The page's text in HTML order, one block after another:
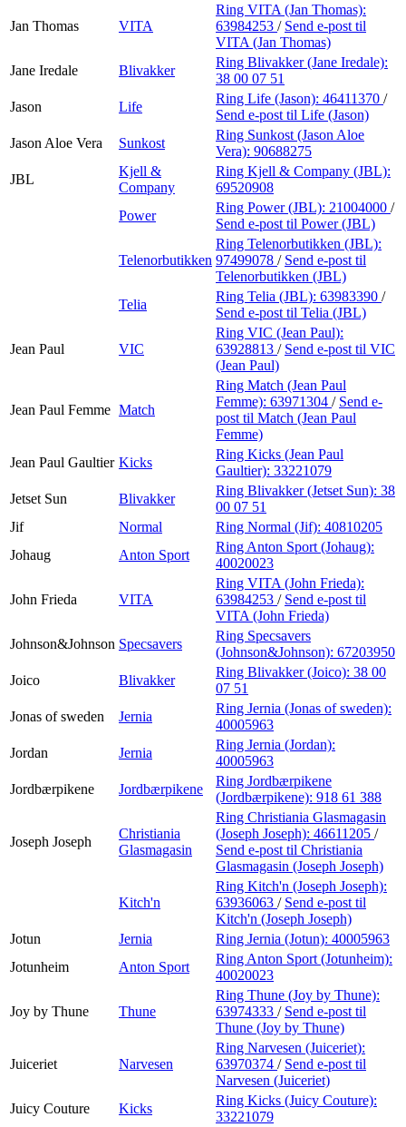
Jan Thomas VITA
Ring VITA (Jan Thomas):
63984253 / Send e-post til
VITA (Jan Thomas)
Jane Iredale
Blivakker
Ring Blivakker (Jane Iredale):
38 00 07 51
Jason
Life
Ring Life (Jason): 46411370 /
Send e-post til Life (Jason)
Jason Aloe Vera
Sunkost
Ring Sunkost (Jason Aloe
Vera): 90688275
JBL
Kjell &
Company
Ring Kjell & Company (JBL):
69520908
Power
Ring Power (JBL): 21004000 /
Send e-post til Power (JBL)
Telenorbutikken
Ring Telenorbutikken (JBL):
97499078 / Send e-post til
Telenorbutikken (JBL)
Telia
Ring Telia (JBL): 63983390 /
Send e-post til Telia (JBL)
Jean Paul VIC
Ring VIC (Jean Paul):
63928813 / Send e-post til VIC
(Jean Paul)
Jean Paul Femme Match
Ring Match (Jean Paul
Femme): 63971304 / Send e-
post til Match (Jean Paul
Femme)
Jean Paul Gaultier Kicks
Ring Kicks (Jean Paul
Gaultier): 33221079
Jetset Sun
Blivakker
Ring Blivakker (Jetset Sun): 38
00 07 51
Jif
Normal Ring Normal (Jif): 40810205
Johaug
Anton Sport
Ring Anton Sport (Johaug):
40020023
John Frieda VITA
Ring VITA (John Frieda):
63984253 / Send e-post til
VITA (John Frieda)
Johnson&Johnson Specsavers
Ring Specsavers
(Johnson&Johnson): 67203950
Joico
Blivakker
Ring Blivakker (Joico): 38 00
07 51
Jonas of sweden
Jernia
Ring Jernia (Jonas of sweden):
40005963
Jordan
Jernia
Ring Jernia (Jordan):
40005963
Jordbærpikene
Jordbærpikene
Ring Jordbærpikene
(Jordbærpikene): 918 61 388
Joseph Joseph
Christiania
Glasmagasin
Ring Christiania Glasmagasin
(Joseph Joseph): 46611205 /
Send e-post til Christiania
Glasmagasin (Joseph Joseph)
Kitch'n
Ring Kitch'n (Joseph Joseph):
63936063 / Send e-post til
Kitch'n (Joseph Joseph)
Jotun
Jernia Ring Jernia (Jotun): 40005963
Jotunheim
Anton Sport
Ring Anton Sport (Jotunheim):
40020023
Joy by Thune Thune
Ring Thune (Joy by Thune):
63974333 / Send e-post til
Thune (Joy by Thune)
Juiceriet Narvesen
Ring Narvesen (Juiceriet):
63970374 / Send e-post til
Narvesen (Juiceriet)
Juicy Couture
Kicks
Ring Kicks (Juicy Couture):
33221079